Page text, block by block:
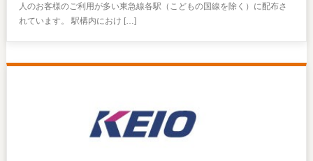
人のお客様のご利用が多い東急線各駅（こどもの国線を除く）に配布さ
れています。 駅構内におけ […]